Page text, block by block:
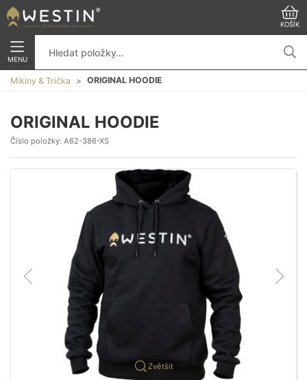
KOŠÍK
MENU
Mikiny & Trička ORIGINAL HOODIE
ORIGINAL HOODIE
Číslo položky: A62-386-XS
Zvětšit